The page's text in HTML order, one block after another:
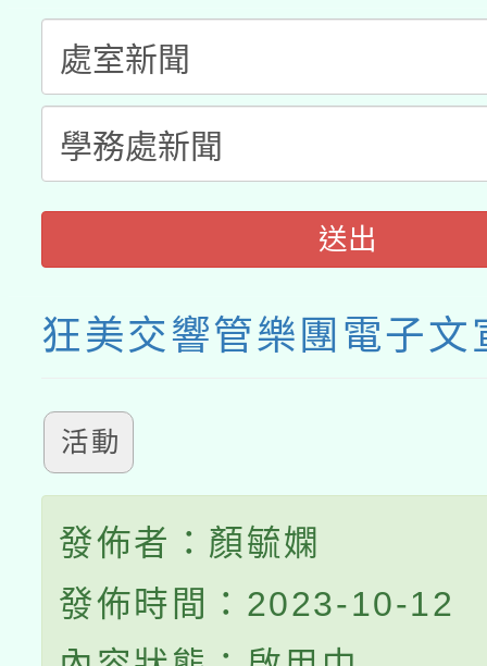
送出
狂美交響管樂團電子文
活動
發佈者：顏毓嫻
發佈時間：2023-10-12